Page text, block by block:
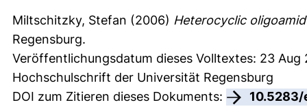
Miltschitzky, Stefan (2006) Heterocyclic
Regensburg.
Veröffentlichungsdatum dieses Volltextes: 23 Aug
Hochschulschrift der Universität Regensburg
DOI zum Zitieren dieses Dokuments:
10.5283/